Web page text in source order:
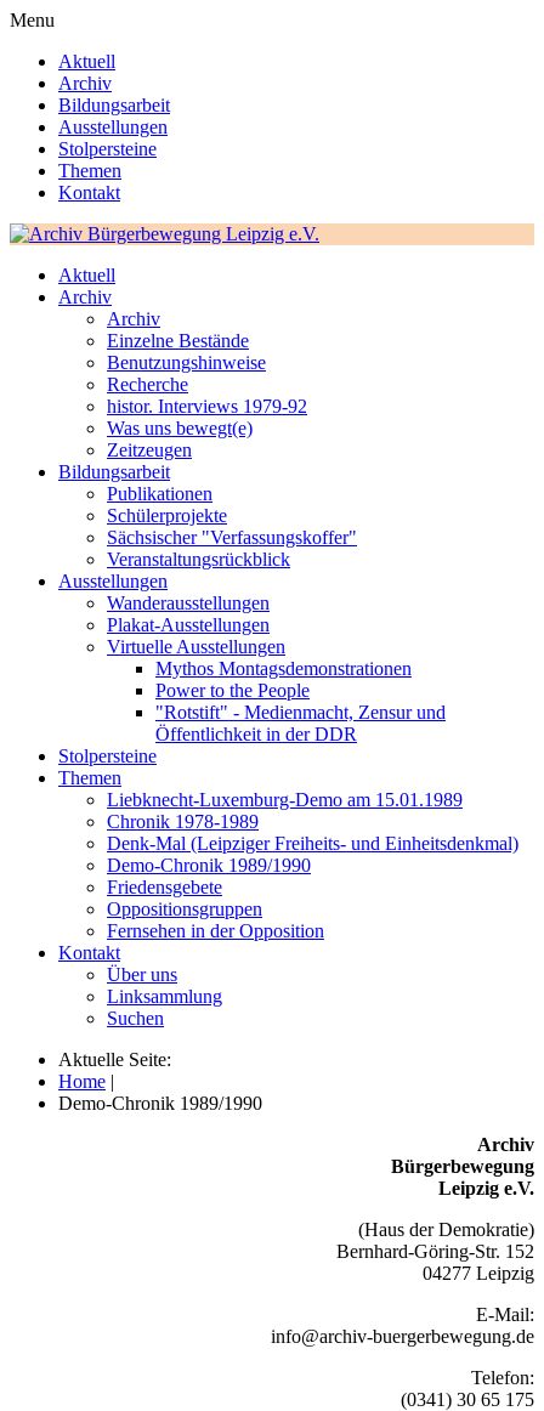
Menu
Aktuell
Archiv
Bildungsarbeit
Ausstellungen
Stolpersteine
Themen
Kontakt
Aktuell
Archiv
Archiv
Einzelne Bestände
Benutzungshinweise
Recherche
histor. Interviews 1979-92
Was uns bewegt(e)
Zeitzeugen
Bildungsarbeit
Publikationen
Schülerprojekte
Sächsischer "Verfassungskoffer"
Veranstaltungsrückblick
Ausstellungen
Wanderausstellungen
Plakat-Ausstellungen
Virtuelle Ausstellungen
Mythos Montagsdemonstrationen
Power to the People
"Rotstift" - Medienmacht, Zensur und
Öffentlichkeit in der DDR
Stolpersteine
Themen
Liebknecht-Luxemburg-Demo am 15.01.1989
Chronik 1978-1989
Denk-Mal (Leipziger Freiheits- und Einheitsdenkmal)
Demo-Chronik 1989/1990
Friedensgebete
Oppositionsgruppen
Fernsehen in der Opposition
Kontakt
Über uns
Linksammlung
Suchen
Aktuelle Seite:
Home |
Demo-Chronik 1989/1990
Archiv
Bürgerbewegung
Leipzig e.V.
(Haus der Demokratie)
Bernhard-Göring-Str. 152
04277 Leipzig
E-Mail:
info@archiv-buergerbewegung.de
Telefon:
(0341) 30 65 175